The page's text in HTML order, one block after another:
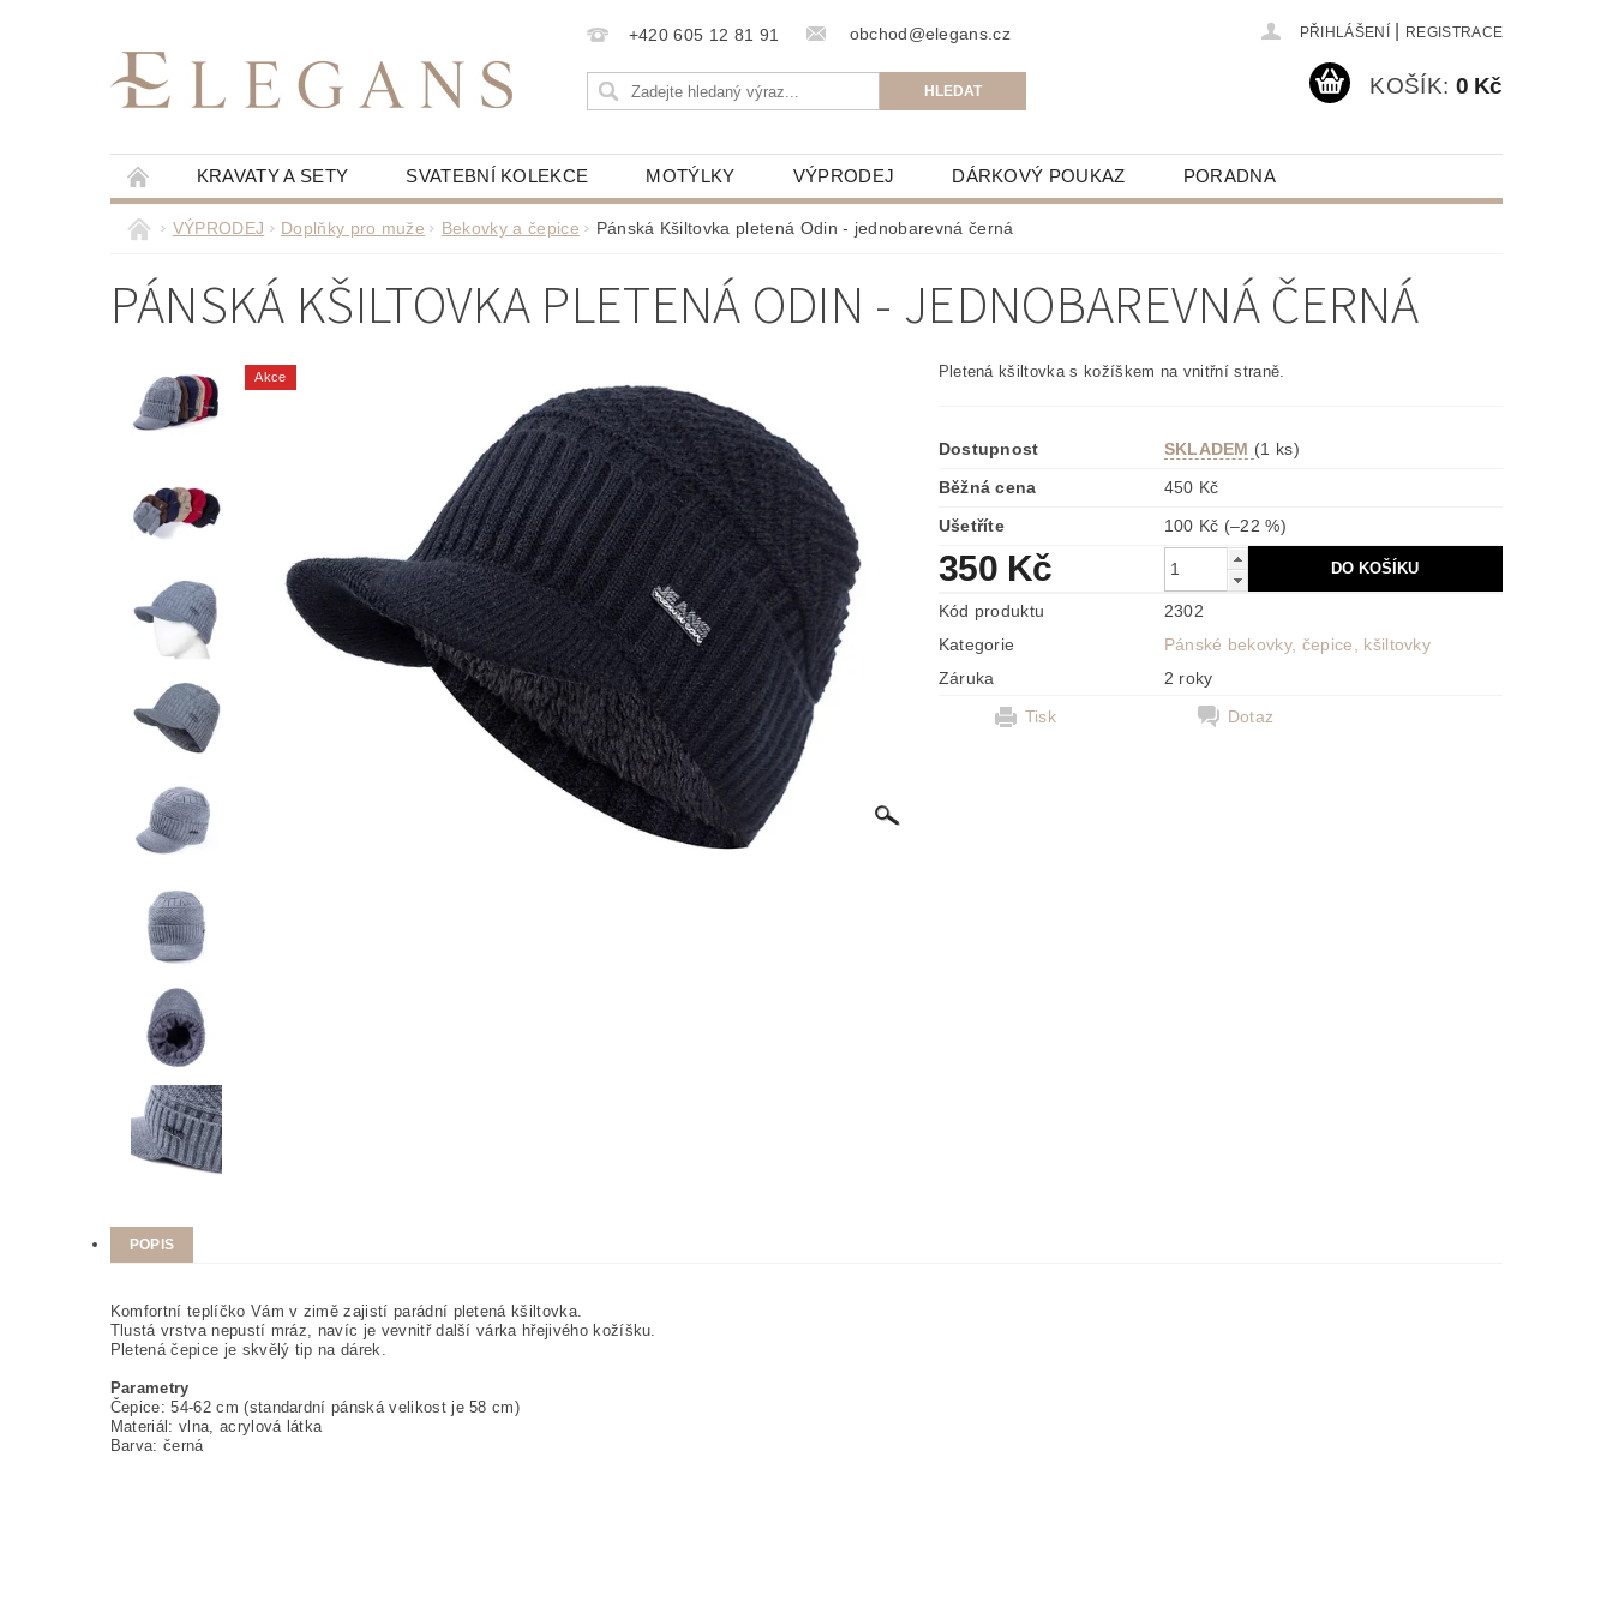
+420 605 12 81 91 obchod@elegans.cz PŘIHLÁŠENÍ REGISTRACE
KOŠÍK: 0 Kč
KRAVATY A SETY SVATEBNÍ KOLEKCE MOTÝLKY VÝPRODEJ DÁRKOVÝ POUKAZ PORADNA
VÝPRODEJ Doplňky pro muže Bekovky a čepice Pánská Kšiltovka pletená Odin - jednobarevná černá
PÁNSKÁ KŠILTOVKA PLETENÁ ODIN - JEDNOBAREVNÁ ČERNÁ
Akce Pletená kšiltovka s kožíškem na vnitřní straně.
Dostupnost SKLADEM (1 ks)
Běžná cena
450 Kč
Ušetříte
100 Kč (–22 %)
350 Kč
Kód produktu
2302
Kategorie
Pánské bekovky, čepice, kšiltovky
Záruka
2 roky
Tisk
Dotaz
POPIS
Komfortní teplíčko Vám v zimě zajistí parádní pletená kšiltovka.
Tlustá vrstva nepustí mráz, navíc je vevnitř další várka hřejivého kožíšku.
Pletená čepice je skvělý tip na dárek.
Parametry
Čepice: 54-62 cm (standardní pánská velikost je 58 cm)
Materiál: vlna, acrylová látka
Barva: černá